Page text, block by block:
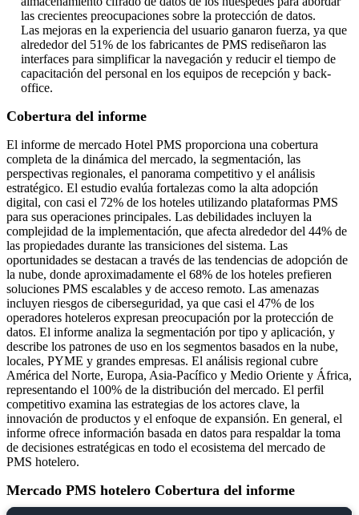
las crecientes preocupaciones sobre la protección de datos.
Las mejoras en la experiencia del usuario ganaron fuerza, ya que
alrededor del 51% de los fabricantes de PMS rediseñaron las
interfaces para simplificar la navegación y reducir el tiempo de
capacitación del personal en los equipos de recepción y back-
office.
Cobertura del informe
El informe de mercado Hotel PMS proporciona una cobertura
completa de la dinámica del mercado, la segmentación, las
perspectivas regionales, el panorama competitivo y el análisis
estratégico. El estudio evalúa fortalezas como la alta adopción
digital, con casi el 72% de los hoteles utilizando plataformas PMS
para sus operaciones principales. Las debilidades incluyen la
complejidad de la implementación, que afecta alrededor del 44% de
las propiedades durante las transiciones del sistema. Las
oportunidades se destacan a través de las tendencias de adopción de
la nube, donde aproximadamente el 68% de los hoteles prefieren
soluciones PMS escalables y de acceso remoto. Las amenazas
incluyen riesgos de ciberseguridad, ya que casi el 47% de los
operadores hoteleros expresan preocupación por la protección de
datos. El informe analiza la segmentación por tipo y aplicación, y
describe los patrones de uso en los segmentos basados ​​en la nube,
locales, PYME y grandes empresas. El análisis regional cubre
América del Norte, Europa, Asia-Pacífico y Medio Oriente y África,
representando el 100% de la distribución del mercado. El perfil
competitivo examina las estrategias de los actores clave, la
innovación de productos y el enfoque de expansión. En general, el
informe ofrece información basada en datos para respaldar la toma
de decisiones estratégicas en todo el ecosistema del mercado de
PMS hotelero.
Mercado PMS hotelero Cobertura del informe